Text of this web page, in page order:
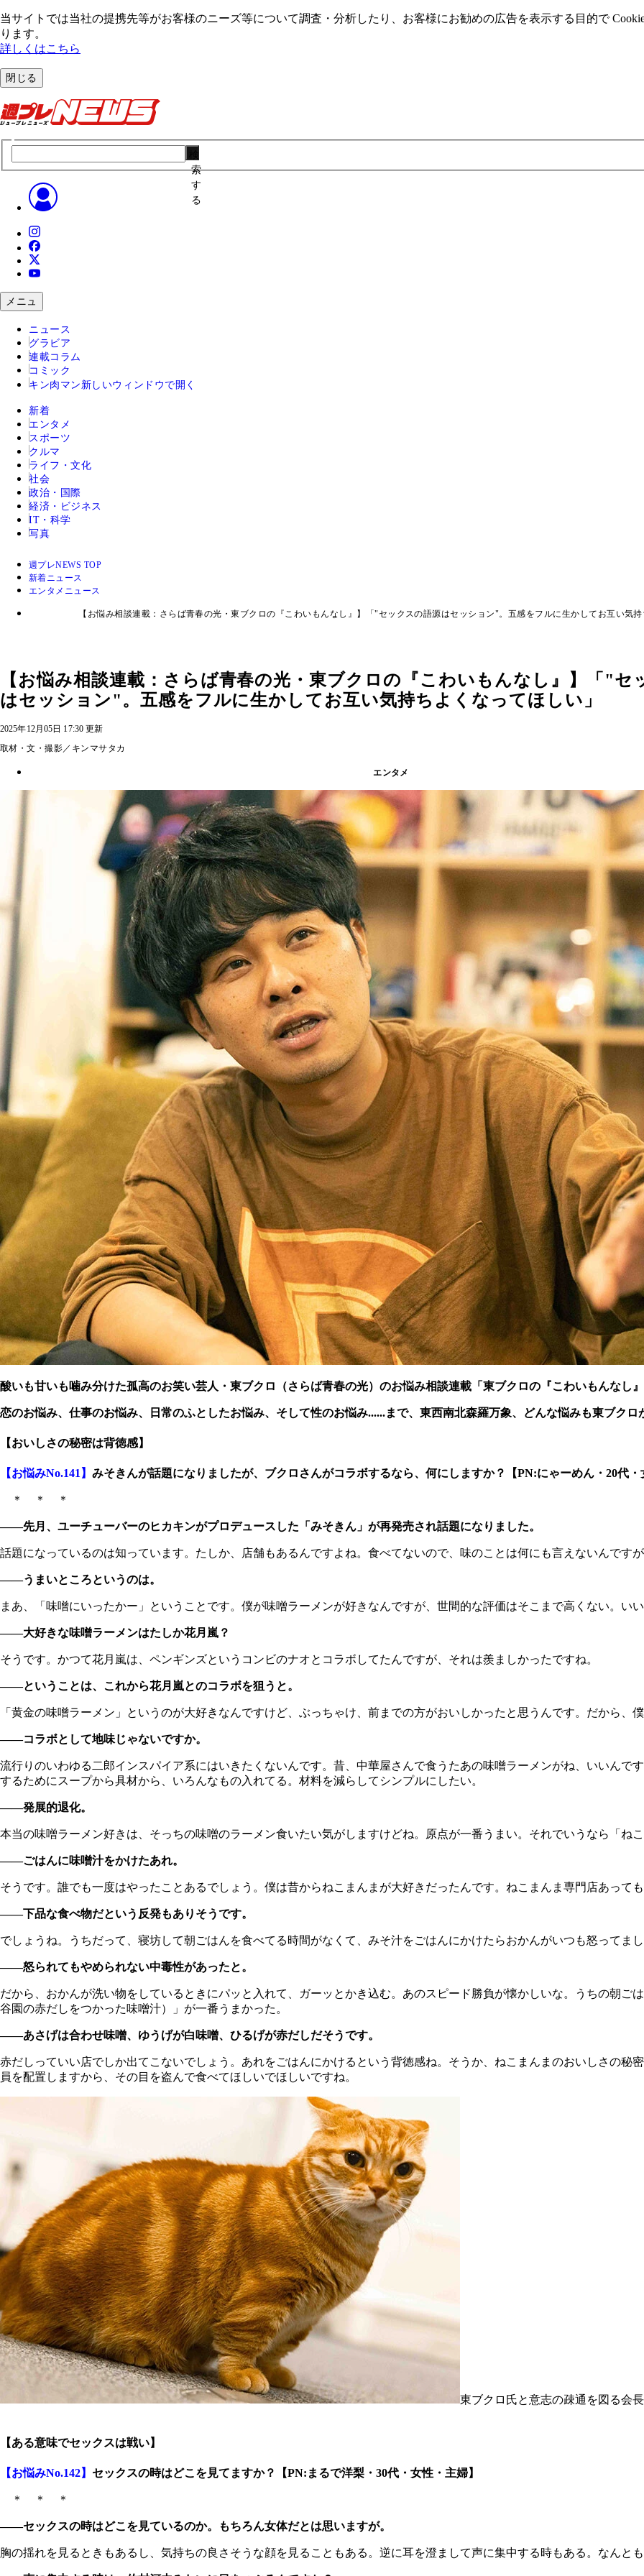
当サイトでは当社の提携先等がお客様のニーズ等について調査・分析したり、お客様にお勧めの広告を表⽰する⽬的で
ります。
詳しくはこちら
閉じる
索
す
る
メニュ
ニュース
グラビア
連載コラム
コミック
キン肉マン 新しいウィンドウで開く
新着
エンタメ
スポーツ
クルマ
ライフ・文化
社会
政治・国際
経済・ビジネス
IT・科学
写真
週プレNEWS TOP
新着ニュース
エンタメニュース
【お悩み相談連載：さらば青春の光・東ブクロの『こわいもんなし』】「"セックスの語源はセッション"。五感をフルに生かしてお互い気持
【お悩み相談連載：さらば青春の光・東ブクロの『こわいもんなし』】「"セ
はセッション"。五感をフルに生かしてお互い気持ちよくなってほしい」
2025年12月05日 17:30 更新
取材・文・撮影／キンマサタカ
エンタメ
酸いも甘いも噛み分けた孤高のお笑い芸人・東ブクロ（さらば青春の光）のお悩み相談連載「東ブクロの『こわいもんなし』
恋のお悩み、仕事のお悩み、日常のふとしたお悩み、そして性のお悩み......まで、東西南北森羅万象、どんな悩みも東ブクロ
【おいしさの秘密は背徳感】
【お悩みNo.141】 みそきんが話題になりましたが、ブクロさんがコラボするなら、何にしますか？【PN:にゃーめん・20代・
＊ ＊ ＊
――先月、ユーチューバーのヒカキンがプロデュースした「みそきん」が再発売され話題になりました。
話題になっているのは知っています。たしか、店舗もあるんですよね。食べてないので、味のことは何にも言えないんです
――うまいところというのは。
まあ、「味噌にいったかー」ということです。僕が味噌ラーメンが好きなんですが、世間的な評価はそこまで高くない。い
――大好きな味噌ラーメンはたしか花月嵐？
そうです。かつて花月嵐は、ペンギンズというコンビのナオとコラボしてたんですが、それは羨ましかったですね。
――ということは、これから花月嵐とのコラボを狙うと。
「黄金の味噌ラーメン」というのが大好きなんですけど、ぶっちゃけ、前までの方がおいしかったと思うんです。だから、
――コラボとして地味じゃないですか。
流行りのいわゆる二郎インスパイア系にはいきたくないんです。昔、中華屋さんで食うたあの味噌ラーメンがね、いいんで
するためにスープから具材から、いろんなもの入れてる。材料を減らしてシンプルにしたい。
――発展的退化。
本当の味噌ラーメン好きは、そっちの味噌のラーメン食いたい気がしますけどね。原点が一番うまい。それでいうなら「ね
――ごはんに味噌汁をかけたあれ。
そうです。誰でも一度はやったことあるでしょう。僕は昔からねこまんまが大好きだったんです。ねこまんま専門店あって
――下品な食べ物だという反発もありそうです。
でしょうね。うちだって、寝坊して朝ごはんを食べてる時間がなくて、みそ汁をごはんにかけたらおかんがいつも怒ってまし
――怒られてもやめられない中毒性があったと。
だから、おかんが洗い物をしているときにパッと入れて、ガーッとかき込む。あのスピード勝負が懐かしいな。うちの朝ご
谷園の赤だしをつかった味噌汁）」が一番うまかった。
――あさげは合わせ味噌、ゆうげが白味噌、ひるげが赤だしだそうです。
赤だしっていい店でしか出てこないでしょう。あれをごはんにかけるという背徳感ね。そうか、ねこまんまのおいしさの秘
員を配置しますから、その目を盗んで食べてほしいでほしいですね。
東ブクロ氏と意志の疎通を図る会長
【ある意味でセックスは戦い】
【お悩みNo.142】 セックスの時はどこを見てますか？【PN:まるで洋梨・30代・女性・主婦】
＊ ＊ ＊
――セックスの時はどこを見ているのか。もちろん女体だとは思いますが。
胸の揺れを見るときもあるし、気持ちの良さそうな顔を見ることもある。逆に耳を澄まして声に集中する時もある。なんとも